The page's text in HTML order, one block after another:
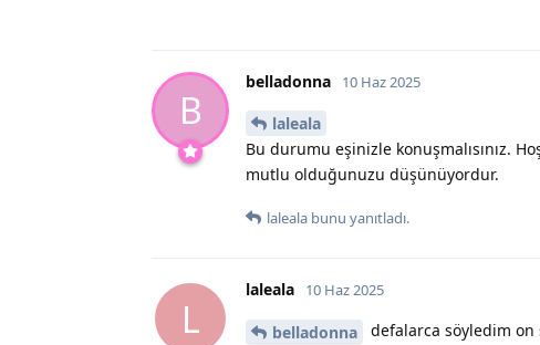
B
belladonna 10 Haz 2025
laleala
Bu durumu eşinizle konuşmalısınız.
mutlu olduğunuzu düşünüyordur.
laleala bunu yanıtladı.
L
laleala 10 Haz 2025
belladonna defalarca söyledim